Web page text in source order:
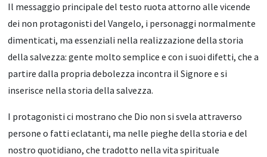
Il messaggio principale del testo ruota attorno alle vicende
dei non protagonisti del Vangelo, i personaggi normalmente
dimenticati, ma essenziali nella realizzazione della storia
della salvezza: gente molto semplice e con i suoi difetti, che a
partire dalla propria debolezza incontra il Signore e si
inserisce nella storia della salvezza.
I protagonisti ci mostrano che Dio non si svela attraverso
persone o fatti eclatanti, ma nelle pieghe della storia e del
nostro quotidiano, che tradotto nella vita spirituale